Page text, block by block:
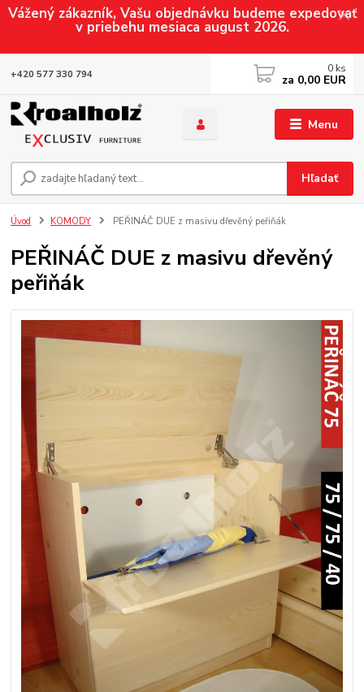
Vážený zákazník, Vašu objednávku budeme expedovať
v priebehu mesiaca august 2026.
Menu
Hľadať
+420 577 330 794 0 ks
za 0,00 EUR
Úvod KOMODY PEŘINÁČ DUE z masivu dřevěný peřiňák
PEŘINÁČ DUE z masivu dřevěný
peřiňák